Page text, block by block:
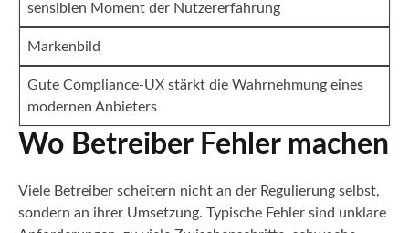
sensiblen Moment der Nutzererfahrung
Markenbild
Gute Compliance-UX stärkt die Wahrnehmung eines
modernen Anbieters
Wo Betreiber Fehler machen
Viele Betreiber scheitern nicht an der Regulierung selbst,
sondern an ihrer Umsetzung. Typische Fehler sind unklare